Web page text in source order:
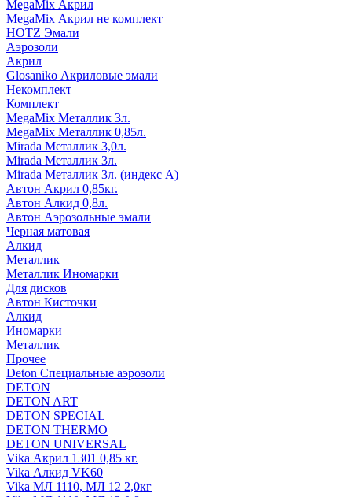
MegaMix Акрил
MegaMix Акрил не комплект
HOTZ Эмали
Аэрозоли
Акрил
Glosaniko Акриловые эмали
Некомплект
Комплект
MegaMix Металлик 3л.
MegaMix Металлик 0,85л.
Mirada Металлик 3,0л.
Mirada Металлик 3л.
Mirada Металлик 3л. (индекс А)
Автон Акрил 0,85кг.
Автон Алкид 0,8л.
Автон Аэрозольные эмали
Черная матовая
Алкид
Металлик
Металлик Иномарки
Для дисков
Автон Кисточки
Алкид
Иномарки
Металлик
Прочее
Deton Специальные аэрозоли
DETON
DETON ART
DETON SPECIAL
DETON THERMO
DETON UNIVERSAL
Vika Акрил 1301 0,85 кг.
Vika Алкид VK60
Vika МЛ 1110, МЛ 12 2,0кг